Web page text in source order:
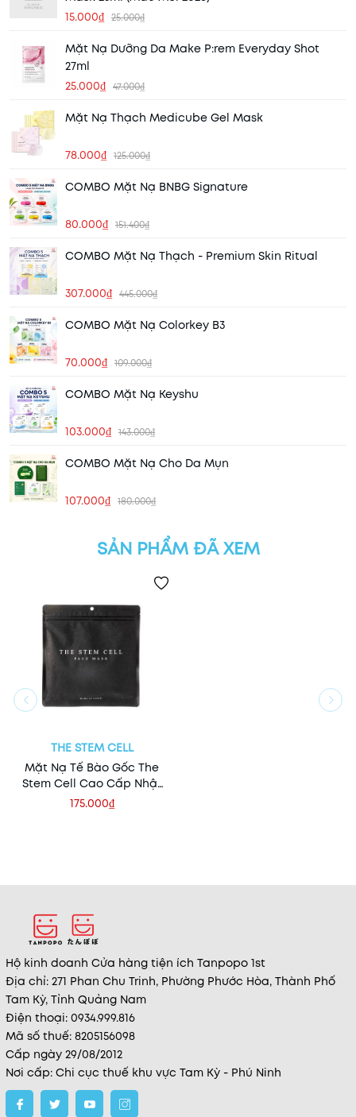
15.000₫ 25.000₫
Mặt Nạ Dưỡng Da Make P:rem Everyday Shot
27ml
25.000₫ 47.000₫
Mặt Nạ Thạch Medicube Gel Mask
78.000₫ 125.000₫
COMBO Mặt Nạ BNBG Signature
80.000₫ 151.400₫
COMBO Mặt Nạ Thạch - Premium Skin Ritual
307.000₫ 445.000₫
COMBO Mặt Nạ Colorkey B3
70.000₫ 109.000₫
COMBO Mặt Nạ Keyshu
103.000₫ 143.000₫
COMBO Mặt Nạ Cho Da Mụn
107.000₫ 180.000₫
SẢN PHẨM ĐÃ XEM
THE STEM CELL
Mặt Nạ Tế Bào Gốc The
Stem Cell Cao Cấp Nhật
Bản (30 Miếng)
175.000₫
Hộ kinh doanh Cửa hàng tiện ích Tanpopo 1st
Địa chỉ: 271 Phan Chu Trinh, Phường Phước Hòa, Thành Phố
Tam Kỳ, Tỉnh Quảng Nam
Điện thoại: 0934.999.816
Mã số thuế: 8205156098
Cấp ngày 29/08/2012
Nơi cấp: Chi cục thuế khu vực Tam Kỳ - Phú Ninh